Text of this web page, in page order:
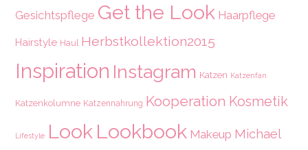
Gesichtspflege Get the Look Haarpflege
Hairstyle Haul Herbstkollektion2015
Inspiration Instagram Katzen Katzenfan
Katzenkolumne Katzennahrung Kooperation Kosmetik
Lifestyle Look Lookbook Makeup Michael